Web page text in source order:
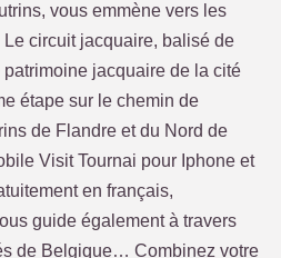
vous emmène vers les
circuit jacquaire, balisé de
jacquaire de la cité
étape sur le chemin de
de Flandre et du Nord de
Visit Tournai pour Iphone et
en français,
guide également à travers
de Belgique… Combinez votre